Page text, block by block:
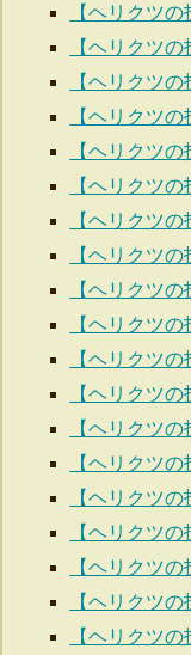
【ヘリクツ
【ヘリクツ
【ヘリクツ
【ヘリクツ
【ヘリクツ
【ヘリクツ
【ヘリクツ
【ヘリクツ
【ヘリクツ
【ヘリクツ
【ヘリクツ
【ヘリクツ
【ヘリクツ
【ヘリクツ
【ヘリクツ
【ヘリクツ
【ヘリクツ
【ヘリクツ
【ヘリクツ